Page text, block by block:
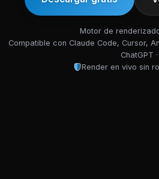
Motor de
Compatible con Claude Code, Cursor,
ChatGPT ·
Render en vivo sin